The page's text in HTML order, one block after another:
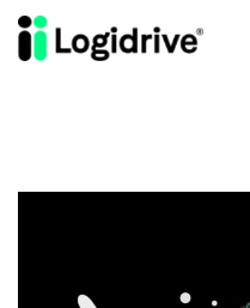
Aller au contenu